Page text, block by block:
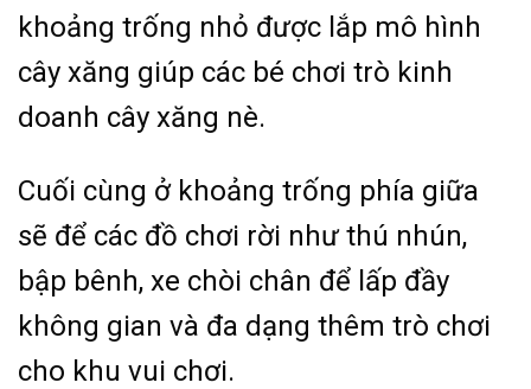
khoảng trống nhỏ được lắp mô hình
cây xăng giúp các bé chơi trò kinh
doanh cây xăng nè.
Cuối cùng ở khoảng trống phía giữa
sẽ để các đồ chơi rời như thú nhún,
bập bênh, xe chòi chân để lấp đầy
không gian và đa dạng thêm trò chơi
cho khu vui chơi.